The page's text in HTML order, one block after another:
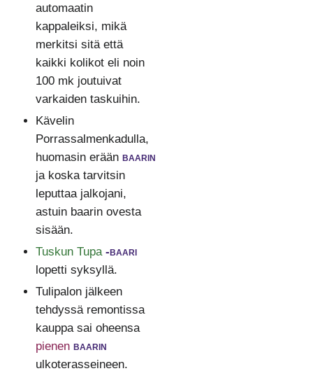
automaatin
kappaleiksi, mikä
merkitsi sitä että
kaikki kolikot eli noin
100 mk joutuivat
varkaiden taskuihin.
Kävelin
Porrassalmenkadulla,
huomasin erään baarin
ja koska tarvitsin
leputtaa jalkojani,
astuin baarin ovesta
sisään.
Tuskun Tupa -baari
lopetti syksyllä.
Tulipalon jälkeen
tehdyssä remontissa
kauppa sai oheensa
pienen baarin
ulkoterasseineen.